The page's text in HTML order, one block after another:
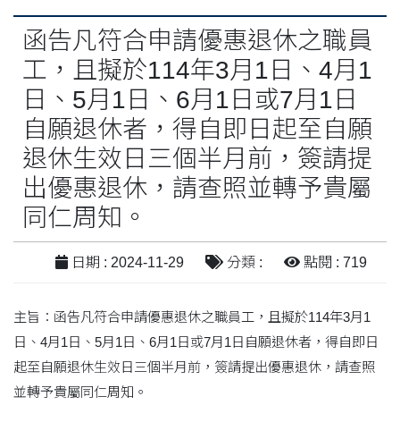
函告凡符合申請優惠退休之職員
工，且擬於114年3月1日、4月1
日、5月1日、6月1日或7月1日
自願退休者，得自即日起至自願
退休生效日三個半月前，簽請提
出優惠退休，請查照並轉予貴屬
同仁周知。
日期 : 2024-11-29 分類 : 點閱 : 719
主旨：函告凡符合申請優惠退休之職員工，且擬於114年3月1
日、4月1日、5月1日、6月1日或7月1日自願退休者，得自即日
起至自願退休生效日三個半月前，簽請提出優惠退休，請查照
並轉予貴屬同仁周知。